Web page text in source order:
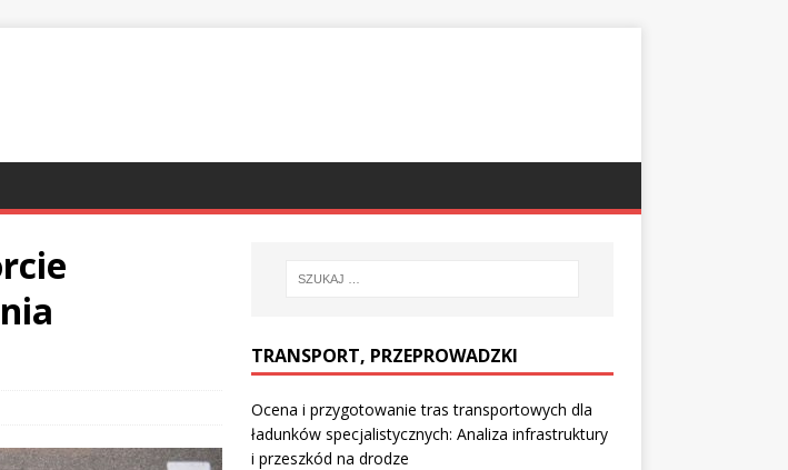
TRANSPORT, PRZEPROWADZKI
Ocena i przygotowanie tras transportowych dla
ładunków specjalistycznych: Analiza infrastruktury
i przeszkód na drodze